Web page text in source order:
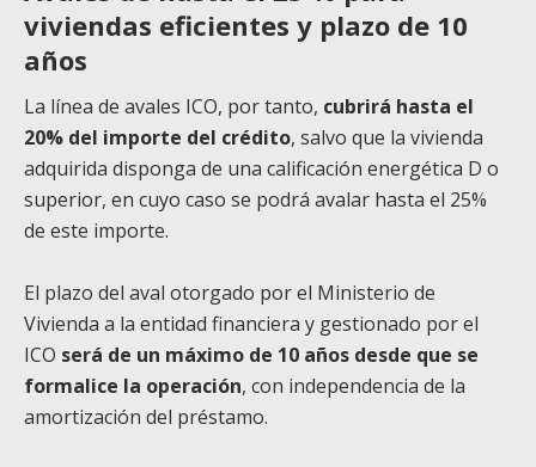
viviendas eficientes y plazo de 10
años
La línea de avales ICO, por tanto, cubrirá hasta el
20% del importe del crédito, salvo que la vivienda
adquirida disponga de una calificación energética D o
superior, en cuyo caso se podrá avalar hasta el 25%
de este importe.
El plazo del aval otorgado por el Ministerio de
Vivienda a la entidad financiera y gestionado por el
ICO será de un máximo de 10 años desde que se
formalice la operación, con independencia de la
amortización del préstamo.